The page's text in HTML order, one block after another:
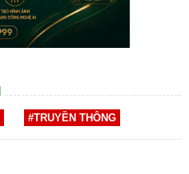
#TRUYỀN THÔNG